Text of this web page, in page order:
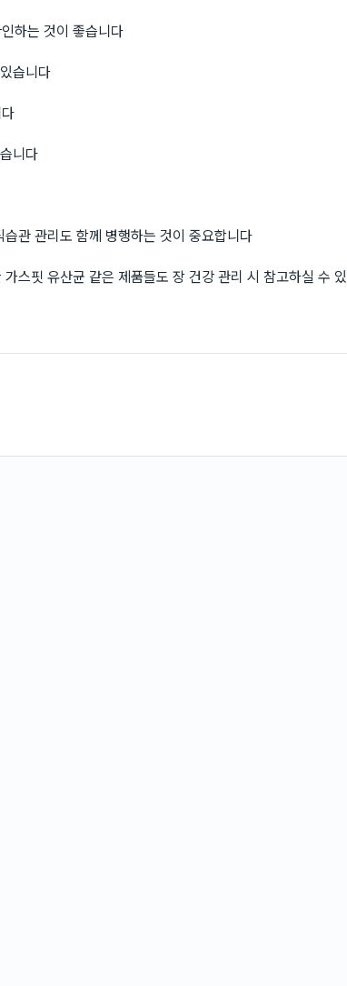
하는 것이 좋습니다
습니다
니다
관 관리도 함께 병행하는 것이 중요합니다
스핏 유산균 같은 제품들도 장 건강 관리 시 참고하실 수 있